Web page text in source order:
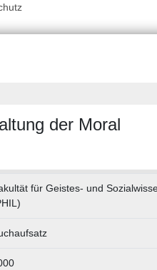
der Moral
für Geistes- und